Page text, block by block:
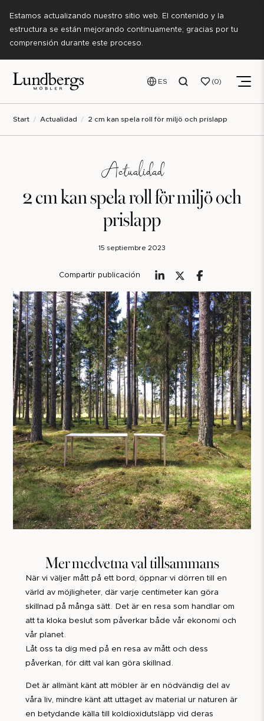
Estamos actualizando nuestro sitio web. El contenido y la
estructura se están mejorando continuamente; gracias por tu
comprensión durante este proceso.
ES 0
Start Actualidad 2 cm kan spela roll för miljö och prislapp
Actualidad
2 cm kan spela roll för miljö och
prislapp
15 septiembre 2023
Compartir publicación
Mer medvetna val tillsammans
När vi väljer mått på ett bord, öppnar vi dörren till en
värld av möjligheter, där varje centimeter kan göra
skillnad på många sätt. Det är en resa som handlar om
att ta kloka beslut som påverkar både vår ekonomi och
vår planet.
Låt oss ta dig med på en resa av mått och dess
påverkan, för ditt val kan göra skillnad.
Det är allmänt känt att möbler är en nödvändig del av
våra liv, mindre känt att uttaget av material ur naturen är
en betydande källa till koldioxidutsläpp vid deras